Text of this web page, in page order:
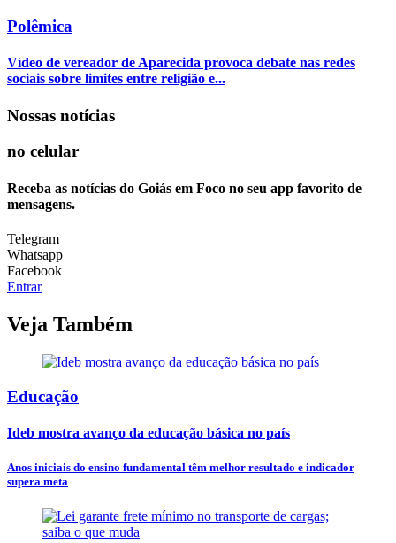
Polêmica
Vídeo de vereador de Aparecida provoca debate nas redes
sociais sobre limites entre religião e...
Nossas notícias
no celular
Receba as notícias do Goiás em Foco no seu app favorito de
mensagens.
Telegram
Whatsapp
Facebook
Entrar
Veja Também
Educação
Ideb mostra avanço da educação básica no país
Anos iniciais do ensino fundamental têm melhor resultado e indicador
supera meta